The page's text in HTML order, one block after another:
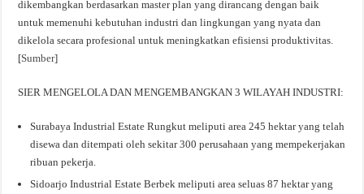
dikembangkan berdasarkan master plan yang dirancang dengan baik
untuk memenuhi kebutuhan industri dan lingkungan yang nyata dan
dikelola secara profesional untuk meningkatkan efisiensi produktivitas.
[Sumber]
SIER MENGELOLA DAN MENGEMBANGKAN 3 WILAYAH INDUSTRI:
Surabaya Industrial Estate Rungkut meliputi area 245 hektar yang telah
disewa dan ditempati oleh sekitar 300 perusahaan yang mempekerjakan
ribuan pekerja.
Sidoarjo Industrial Estate Berbek meliputi area seluas 87 hektar yang